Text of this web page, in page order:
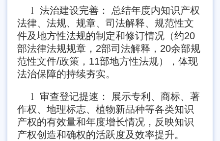
l 法治建设完善： 总结年度内知识产权
法律、法规、规章、司法解释、规范性文
件及地方性法规的制定和修订情况（约20
部法律法规规章，2部司法解释，20余部规
范性文件/政策，11部地方性法规），体现
法治保障的持续夯实。
l 审查登记提速： 展示专利、商标、著
作权、地理标志、植物新品种等各类知识
产权的有效量和年度增长情况，反映知识
产权创造和确权的活跃度及效率提升。